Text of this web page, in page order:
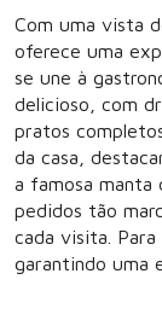
Com uma vista
oferece uma
se une à
delicioso, com
pratos
da casa,
a famosa manta
pedidos tão
cada visita. Para
garantindo uma